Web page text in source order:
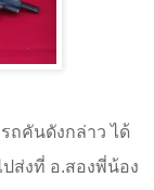
ถคันดังกล่าว ได้
ปส่งที่ อ.สองพี่น้อง